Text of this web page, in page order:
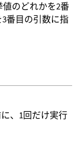
のどれかを2番
番目の引数に指
、1回だけ実行